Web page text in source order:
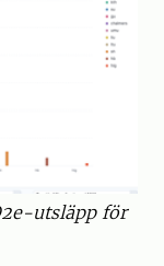
utsläpp för